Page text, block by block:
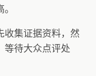
收集证据资料，然
等待大众点评处